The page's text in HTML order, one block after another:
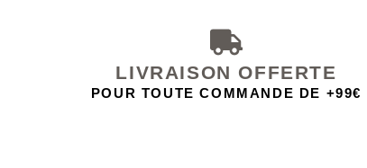
LIVRAISON OFFERTE
POUR TOUTE COMMANDE DE +99€